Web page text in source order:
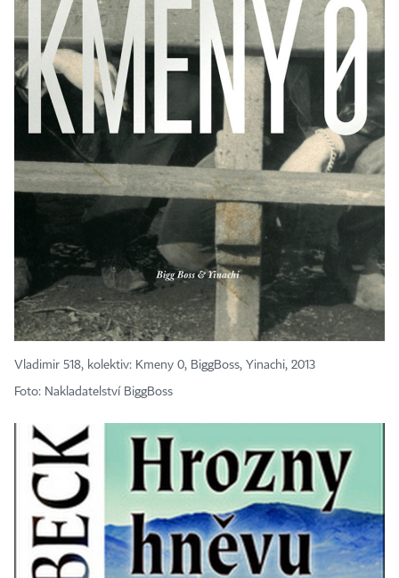
Vladimir 518, kolektiv: Kmeny 0, BiggBoss, Yinachi, 2013
Foto: Nakladatelství BiggBoss